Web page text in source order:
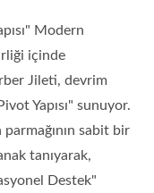
Modern
içinde
Jileti, devrim
Yapısı" sunuyor.
parmağının sabit bir
tanıyarak,
Destek"